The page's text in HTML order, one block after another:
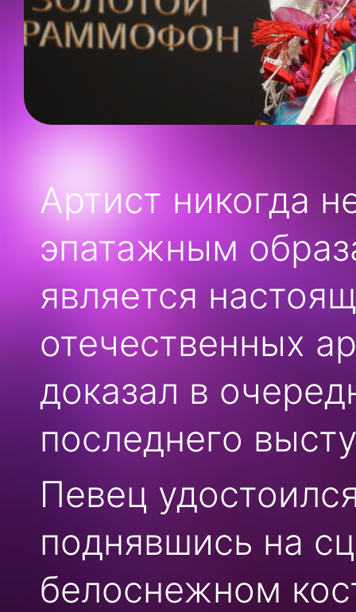
Артист никогда
эпатажным
является
отечественных
доказал в
последнего
Певец
поднявшись на
белоснежном